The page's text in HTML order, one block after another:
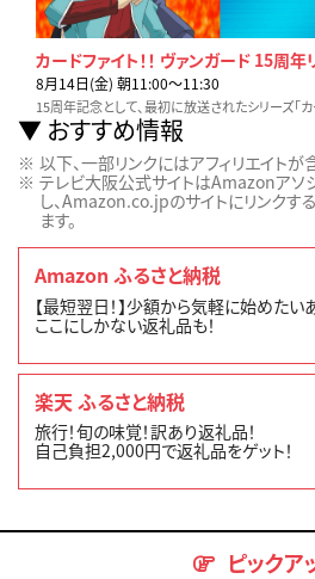
カードファイト！！ ヴァンガード 15周
8月14日(金) 朝11:00〜11:30
おすすめ情報
以下、一部リンクにはアフィリエイトが
テレビ大阪公式サイトはAmazonアソ
し、Amazon.co.jpのサイトにリンクす
ます。
Amazon ふるさと納税
【最短翌日！】少額から気軽に始めたい
ここにしかない返礼品も！
楽天 ふるさと納税
旅行！旬の味覚！訳あり返礼品！
自己負担2,000円で返礼品をゲット！
ピックア